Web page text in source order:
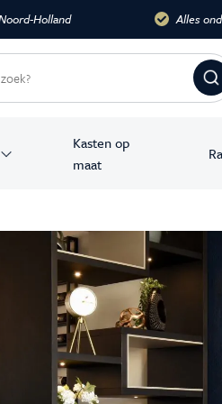
Meer dan
Kasten op
maat